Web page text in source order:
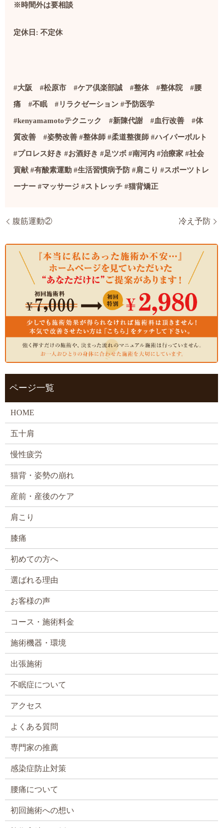
※時間外は要相談
定休日 :不定休
#大阪#松原市#ケア倶楽部誠#整体#整体院#腰
痛#不眠#リラクゼーション #予防医学
#kenyamamotoテクニック#新陳代謝#血行改善#体
質改善#姿勢改善 #整体師 #柔道整復師 #ハイパーボルト
#プロレス好き #お酒好き #足ツボ #南河内 #治療家 #社会
貢献 #有酸素運動 #生活習慣病予防 #肩こり #スポーツトレ
ーナー #マッサージ #ストレッチ #猫背矯正
腹筋運動② 冷え予防
ページ一覧
HOME
五十肩
慢性疲労
猫背・姿勢の崩れ
産前・産後のケア
肩こり
膝痛
初めての方へ
選ばれる理由
お客様の声
コース・施術料金
施術機器・環境
出張施術
不眠症について
アクセス
よくある質問
専門家の推薦
感染症防止対策
腰痛について
初回施術への想い